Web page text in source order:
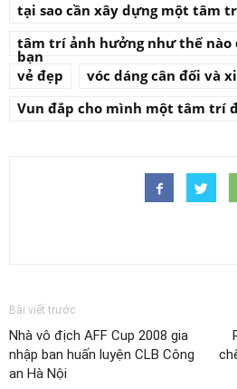
tại sao cần xây dựng một tâm
tâm trí ảnh hưởng như thế nào
bạn
vẻ đẹp
vóc dáng cân đối và
Vun đắp cho mình một tâm trí
Bài viết trước
Nhà vô địch AFF Cup 2008 gia
nhập ban huấn luyện CLB Công
an Hà Nội